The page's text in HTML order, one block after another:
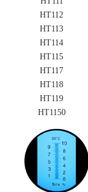
HT112
HT113
HT114
HT115
HT117
HT118
HT119
HT1150